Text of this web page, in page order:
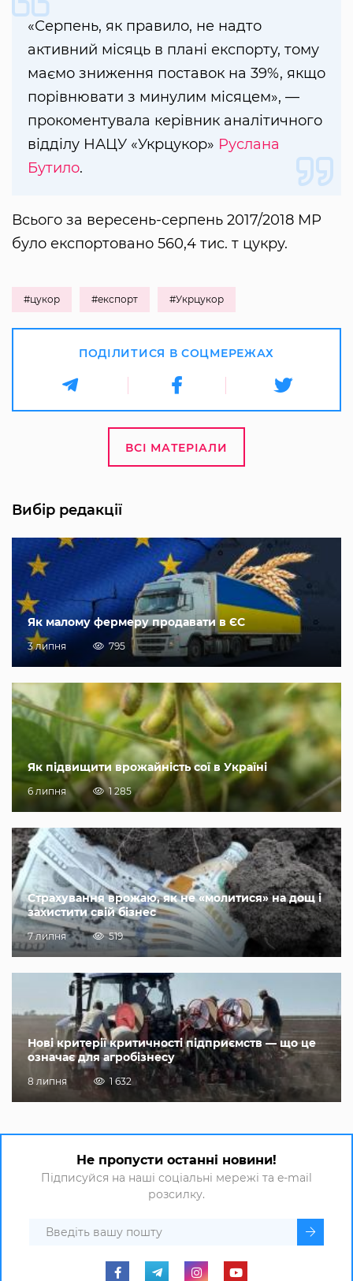
«Серпень, як правило, не надто
активний місяць в плані експорту, тому
маємо зниження поставок на 39%, якщо
порівнювати з минулим місяцем», —
прокоментувала керівник аналітичного
відділу НАЦУ «Укрцукор» Руслана
Бутило.
Всього за вересень-серпень 2017/2018 МР
було експортовано 560,4 тис. т цукру.
#цукор #експорт #Укрцукор
ПОДІЛИТИСЯ В СОЦМЕРЕЖАХ
ВСІ МАТЕРІАЛИ
Вибір редакції
Як малому фермеру продавати в ЄС
3 липня 795
Як підвищити врожайність сої в Україні
6 липня 1 285
Страхування врожаю, як не «молитися» на дощ і
захистити свій бізнес
7 липня 519
Нові критерії критичності підприємств — що це
означає для агробізнесу
8 липня 1 632
Не пропусти останні новини!
Підписуйся на наші соціальні мережі та e-mail
розсилку.